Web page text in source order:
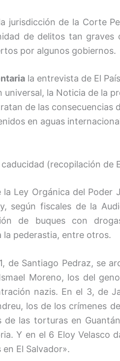
jurisdicción de la Corte
de delitos tan
por algunos gobiernos.
la entrevista de El
la Noticia de la
de las consecuencias
en aguas
(recopilación de
Ley Orgánica del Poder
según fiscales de la
de buques con
pederastia, entre otros.
de Santiago Pedraz, se
Moreno, los del
nazis. En el 3, de
los de los crímenes
de las torturas en
Y en el 6 Eloy Velasco
El Salvador».